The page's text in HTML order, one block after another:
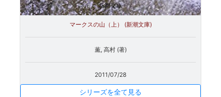
マークスの山（上） (新潮文庫)
薫, 高村 (著)
2011/07/28
シリーズを全て見る